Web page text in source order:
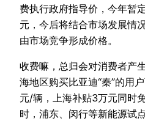
费执行政府指导价，今年暂
元，今后将结合市场发展情
由市场竞争形成价格。
收费嘛，总归会对消费者产
海地区购买比亚迪“秦”的用
元/辆，上海补贴3万元同时
时，浦东、闵行等新能源试